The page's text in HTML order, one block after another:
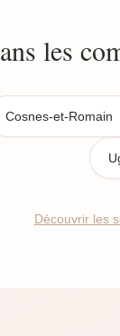
les
Cosnes-et-Romain
Découvrir les